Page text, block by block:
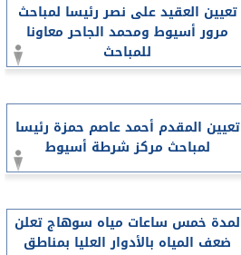
تعيين العقيد على نصر رئيسا لمباحث
مرور أسيوط ومحمد الجاحر معاونا
للمباحث
تعيين المقدم أحمد عاصم حمزة رئيسا
لمباحث مركز شرطة أسيوط
لمدة خمس ساعات مياه سوهاج تعلن
ضعف المياه بالأدوار العليا بمناطق